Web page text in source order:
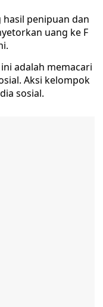
hasil penipuan dan
uang ke F
adalah memacari
Aksi kelompok
sosial.